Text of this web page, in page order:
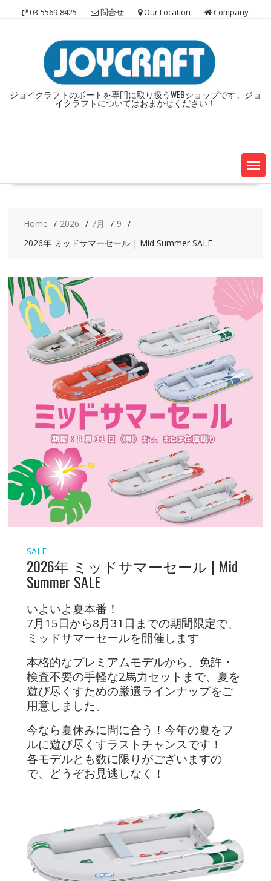
03-5569-8425 問合せ Our Location Company
ジョイクラフトのボートを専門に取り扱うWEBショップです。ジョ
イクラフトについてはおまかせください！
Home 2026 7月
9
2026年 ミッドサマーセール | Mid Summer SALE
SALE
2026年 ミッドサマーセール | Mid
Summer SALE
いよいよ夏本番！
7月15日から8月31日までの期間限定で、
ミッドサマーセールを開催します
本格的なプレミアムモデルから、免許・
検査不要の手軽な2馬力セットまで、夏を
遊び尽くすための厳選ラインナップをご
用意しました。
今なら夏休みに間に合う！今年の夏をフ
ルに遊び尽くすラストチャンスです！
各モデルとも数に限りがございますの
で、どうぞお見逃しなく！